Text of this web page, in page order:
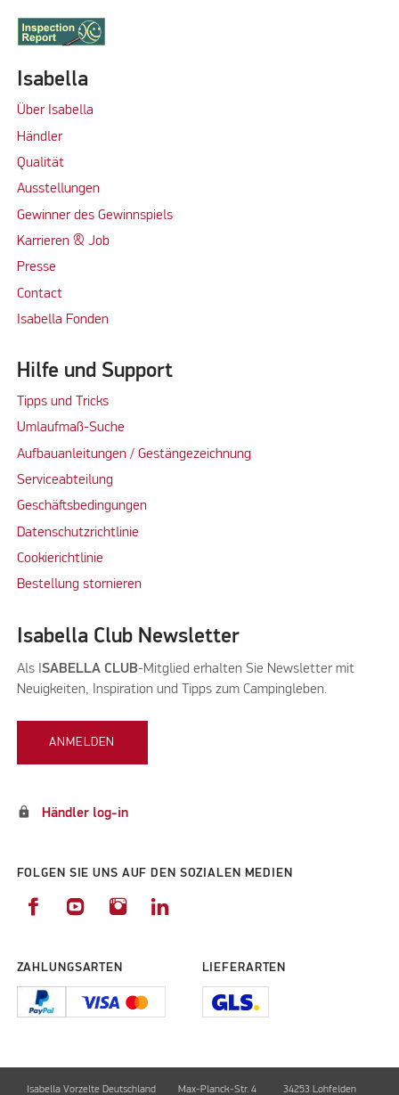
Isabella
Über Isabella
Händler
Qualität
Ausstellungen
Gewinner des Gewinnspiels
Karrieren & Job
Presse
Contact
Isabella Fonden
Hilfe und Support
Tipps und Tricks
Umlaufmaß-Suche
Aufbauanleitungen / Gestängezeichnung
Serviceabteilung
Geschäftsbedingungen
Datenschutzrichtlinie
Cookierichtlinie
Bestellung stornieren
Isabella Club Newsletter
Als I SABELLA CLUB-Mitglied erhalten Sie Newsletter mit
Neuigkeiten, Inspiration und Tipps zum Campingleben.
ANMELDEN
lock Händler log-in
FOLGEN SIE UNS AUF DEN SOZIALEN MEDIEN
ZAHLUNGSARTEN LIEFERARTEN
Isabella Vorzelte Deutschland Max-Planck-Str. 4 34253 Lohfelden